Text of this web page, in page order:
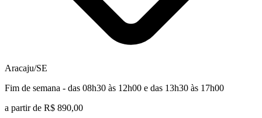
Aracaju/SE
Fim de semana - das 08h30 às 12h00 e das 13h30 às 17h00
a partir de R$ 890,00